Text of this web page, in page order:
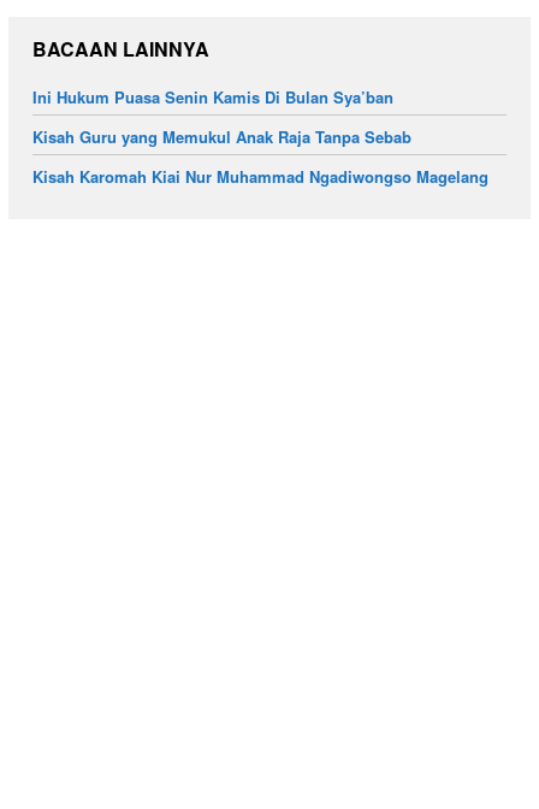
BACAAN LAINNYA
Ini Hukum Puasa Senin Kamis Di Bulan Sya’ban
Kisah Guru yang Memukul Anak Raja Tanpa Sebab
Kisah Karomah Kiai Nur Muhammad Ngadiwongso Magelang